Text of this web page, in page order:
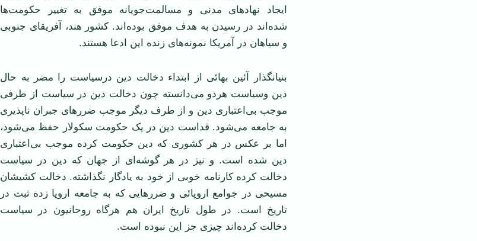
ایجاد نهاد‌های مدنی و مسالمت‌جویانه موفق به تغییر حکومت‌ها
شده‌اند در رسیدن به هدف موفق بوده‌اند. کشور هند، آفریقای جنوبی
و سیاهان در آمریکا نمونه‌های زنده این ادعا هستند.
بنیانگذار آئین بهائی از ابتداء دخالت دین درسیاست را مضر به حال
دین وسیاست هردو می‌دانسته چون دخالت دین در سیاست از طرفی
موجب بی‌اعتباری دین و از طرف دیگر موجب ضررهای جبران ناپذیری
به جامعه می‌شود. قداست دین در یک حکومت سکولار حفظ می‌شود،
اما بر عکس در هر کشوری که دین حکومت کرده موجب بی‌اعتباری
دین شده است. و نیز در هر گوشه‌ای از جهان که دین در سیاست
دخالت کرده کارنامه خوبی از خود به یادگار نگذاشته. دخالت کشیشان
مسیحی در جوامع اروپائی و ضررهایی که به جامعه اروپا زده ثبت در
تاریخ است. در طول تاریخ ایران هم هرگاه روحانیون در سیاست
دخالت کرده‌اند چیزی جز این نبوده است.